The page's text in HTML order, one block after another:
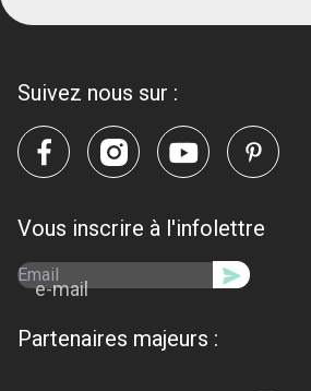
Suivez nous sur :
Vous inscrire à l'infolettre
e-mail
Partenaires majeurs :